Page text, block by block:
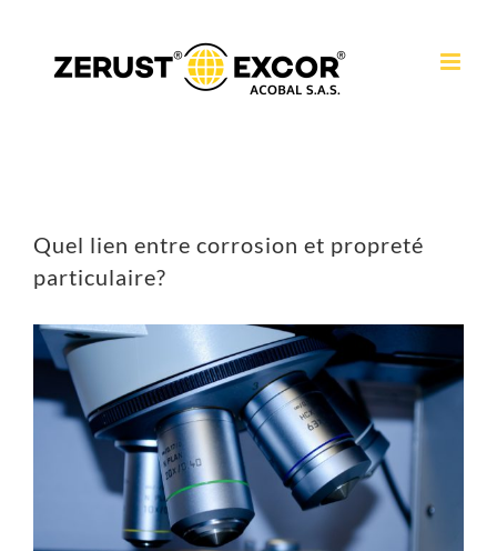
Quel lien entre corrosion et propreté
particulaire?
Voir
l'image
agrandie